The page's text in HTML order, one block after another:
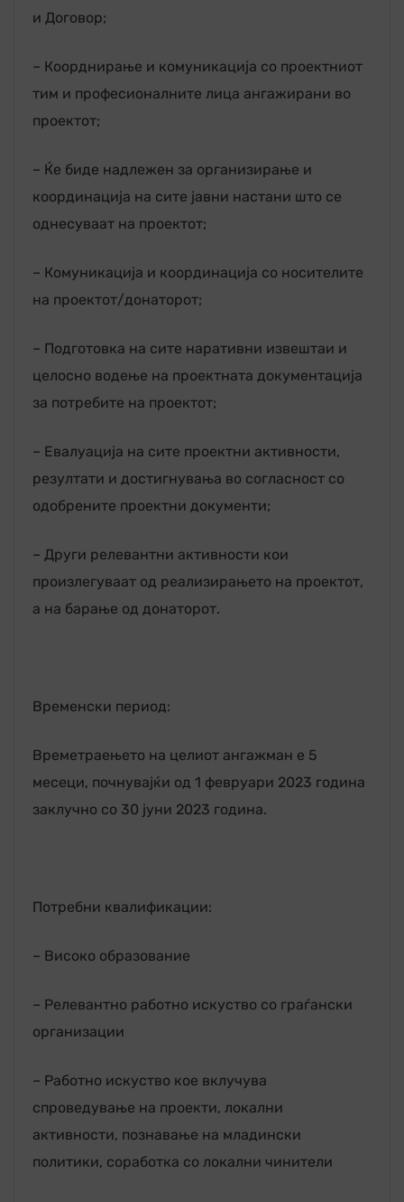
и Договор;
– Коорднирање и комуникација со проектниот
тим и професионалните лица ангажирани во
проектот;
– Ќе биде надлежен за организирање и
координација на сите јавни настани што се
однесуваат на проектот;
– Комуникација и координација со носителите
на проектот/донаторот;
– Подготовка на сите наративни извештаи и
целосно водење на проектната документација
за потребите на проектот;
– Евалуација на сите проектни активности,
резултати и достигнувања во согласност со
одобрените проектни документи;
– Други релевантни активности кои
произлегуваат од реализирањето на проектот,
а на барање од донаторот.
Временски период:
Времетраењето на целиот ангажман е 5
месеци, почнувајќи од 1 февруари 2023 година
заклучно со 30 јуни 2023 година.
Потребни квалификации:
– Високо образование
– Релевантно работно искуство со граѓански
организации
– Работно искуство кое вклучува
спроведување на проекти, локални
активности, познавање на младински
политики, соработка со локални чинители